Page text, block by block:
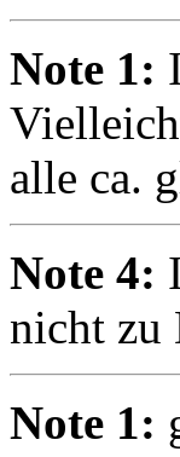
Note 1:
alle ca.
Note 4:
nicht
Note 1: